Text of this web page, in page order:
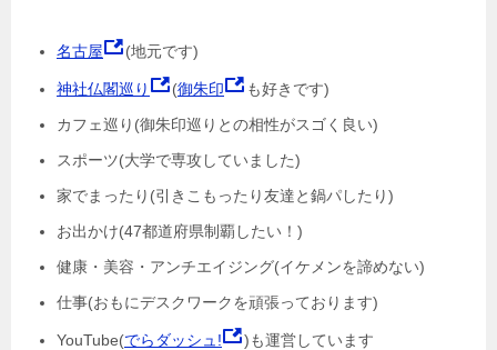
名古屋 (地元です)
神社仏閣巡り (御朱印
も好きです)
カフェ巡り(御朱印巡りとの相性がスゴく良い)
スポーツ(大学で専攻していました)
家でまったり(引きこもったり友達と鍋パしたり)
お出かけ(47都道府県制覇したい！)
健康・美容・アンチエイジング(イケメンを諦めない)
仕事(おもにデスクワークを頑張っております)
YouTube(でらダッシュ! )も運営しています